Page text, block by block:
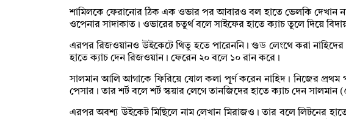
শামিলকে ফেরানোর ঠিক এক ওভার পর আবারও বল হাতে ভেলকি দেখান
ওপেনার সাদাকাত। ওভারের চতুর্থ বলে সাইফের হাতে ক্যাচ তুলে দিয়ে
এরপর রিজওয়ানও উইকেটে থিতু হতে পারেননি। গুড লেংথে করা
হাতে ক্যাচ দেন রিজওয়ান। ফেরেন ২০ বলে ১০ রান করে।
সালমান আলি আগাকে ফিরিয়ে ষোল কলা পূর্ণ করেন নাহিদ। নিজের
পেসার। তার শর্ট বলে শর্ট স্কয়ার লেগে তানজিদের হাতে ক্যাচ দেন সালমান
এরপর অবশ্য উইকেট মিছিলে নাম লেখান মিরাজও। তার বলে লিটনের